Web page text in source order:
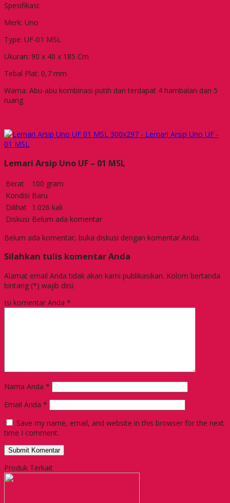
Spesifikasi:
Merk: Uno
Type: UF-01 MSL
Ukuran: 90 x 40 x 185 Cm
Tebal Plat: 0,7 mm
Warna: Abu-abu kombinasi putih dan terdapat 4 hambalan dan 5
ruang
Lemari Arsip Uno UF – 01 MSL
Berat
100 gram
Kondisi Baru
Dilihat 1.026 kali
Diskusi Belum ada komentar
Belum ada komentar, buka diskusi dengan komentar Anda.
Silahkan tulis komentar Anda
Alamat email Anda tidak akan kami publikasikan. Kolom bertanda
bintang (*) wajib diisi.
Isi komentar Anda *
Nama Anda *
Email Anda *
Save my name, email, and website in this browser for the next
time I comment.
Produk Terkait